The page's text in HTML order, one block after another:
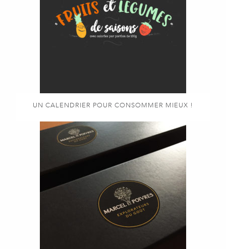
UN CALENDRIER POUR CONSOMMER MIEUX !